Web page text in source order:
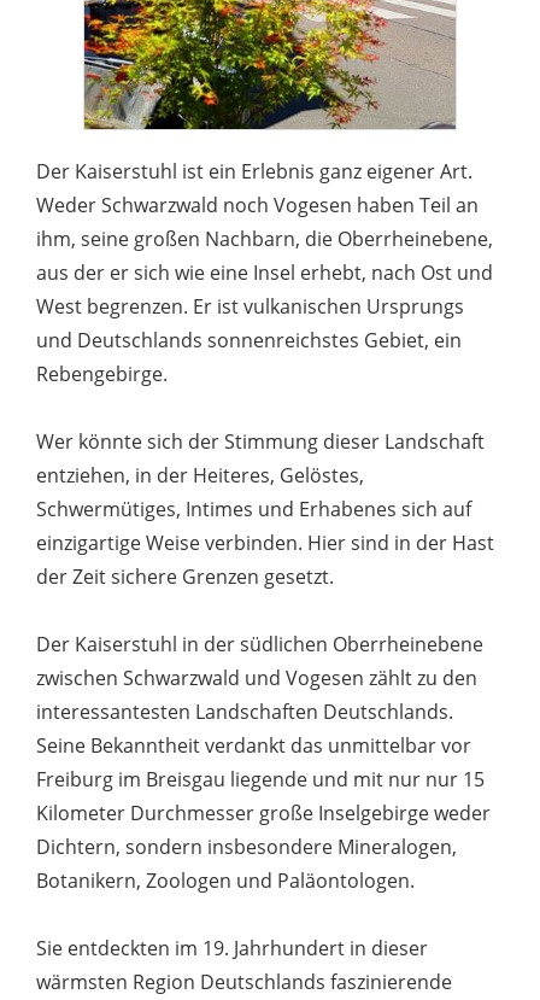
Der Kaiserstuhl ist ein Erlebnis ganz eigener Art.
Weder Schwarzwald noch Vogesen haben Teil an
ihm, seine großen Nachbarn, die Oberrheinebene,
aus der er sich wie eine Insel erhebt, nach Ost und
West begrenzen. Er ist vulkanischen Ursprungs
und Deutschlands sonnenreichstes Gebiet, ein
Rebengebirge.
Wer könnte sich der Stimmung dieser Landschaft
entziehen, in der Heiteres, Gelöstes,
Schwermütiges, Intimes und Erhabenes sich auf
einzigartige Weise verbinden. Hier sind in der Hast
der Zeit sichere Grenzen gesetzt.
Der Kaiserstuhl in der südlichen Oberrheinebene
zwischen Schwarzwald und Vogesen zählt zu den
interessantesten Landschaften Deutschlands.
Seine Bekanntheit verdankt das unmittelbar vor
Freiburg im Breisgau liegende und mit nur nur 15
Kilometer Durchmesser große Inselgebirge weder
Dichtern, sondern insbesondere Mineralogen,
Botanikern, Zoologen und Paläontologen.
Sie entdeckten im 19. Jahrhundert in dieser
wärmsten Region Deutschlands faszinierende